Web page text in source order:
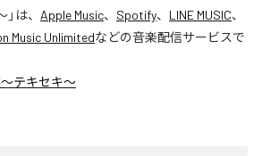
」は、 Apple Music、 Spotify、 LINE MUSIC、
Music Unlimitedなどの音楽配信サービスで
テキセキ〜